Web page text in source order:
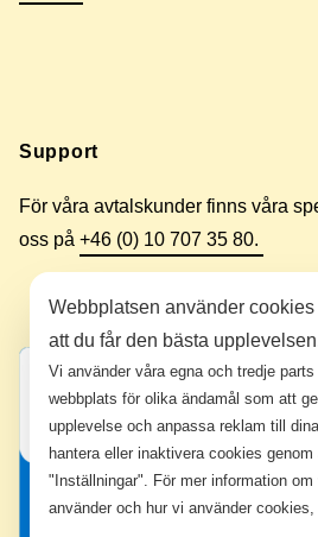
Support
För våra avtalskunder finns våra
oss på +46 (0) 10 707 35 80.
Webbplatsen använder
att du får den bästa
Vi använder våra egna och tredje
webbplats för olika ändamål som att
upplevelse och anpassa reklam till
hantera eller inaktivera cookies
"Inställningar". För mer information
använder och hur vi använder